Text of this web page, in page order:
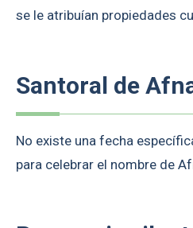
se le atribuían propiedades
Santoral de
No existe una fecha
para celebrar el nombre de